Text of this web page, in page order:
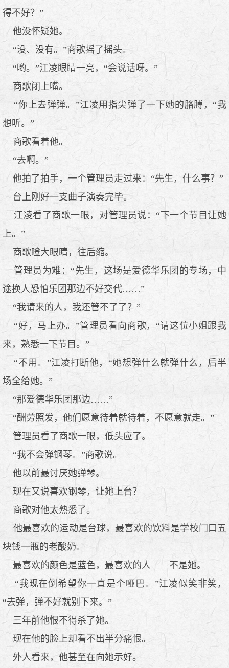
得不好？”
他没怀疑她。
“没、没有。”商歌摇了摇头。
“哟。”江凌眼睛一亮，“会说话呀。”
商歌闭上嘴。
“你上去弹弹。”江凌用指尖弹了一下她的胳膊，“我
想听。”
商歌看着他。
“去啊。”
他拍了拍手，一个管理员走过来：“先生，什么事？”
台上刚好一支曲子演奏完毕。
江凌看了商歌一眼，对管理员说：“下一个节目让她
上。”
商歌瞪大眼睛，往后缩。
管理员为难：“先生，这场是爱德华乐团的专场，中
途换人恐怕乐团那边不好交代……”
“我请来的人，我还管不了了？”
“好，马上办。”管理员看向商歌，“请这位小姐跟我
来，熟悉一下节目。”
“不用。”江凌打断他，“她想弹什么就弹什么，后半
场全给她。”
“那爱德华乐团那边……”
“酬劳照发，他们愿意待着就待着，不愿意就走。”
管理员看了商歌一眼，低头应了。
“我不会弹钢琴。”商歌说。
他以前最讨厌她弹琴。
现在又说喜欢钢琴，让她上台？
商歌对他太熟悉了。
他最喜欢的运动是台球，最喜欢的饮料是学校门口五
块钱一瓶的老酸奶。
最喜欢的颜色是蓝色，最喜欢的人——不是她。
“我现在倒希望你一直是个哑巴。”江凌似笑非笑，
“去弹，弹不好就别下来。”
三年前他恨不得杀了她。
现在他的脸上却看不出半分痛恨。
外人看来，他甚至在向她示好。